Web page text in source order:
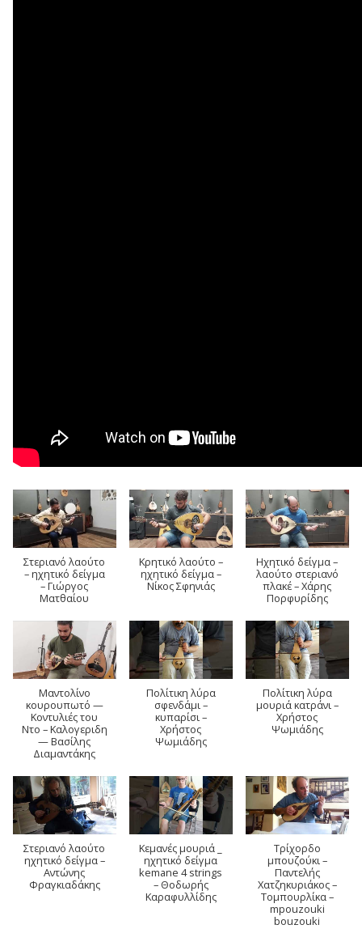
Στεριανό λαούτο
– ηχητικό δείγμα
– Γιώργος
Ματθαίου
Κρητικό λαούτο –
ηχητικό δείγμα –
Νίκος Σφηνιάς
Ηχητικό δείγμα –
λαούτο στεριανό
πλακέ – Χάρης
Πορφυρίδης
Μαντολίνο
κουρουπωτό —
Κοντυλιές του
Ντο – Καλογεριδη
— Βασίλης
Διαμαντάκης
Πολίτικη λύρα
σφενδάμι –
κυπαρίσι –
Χρήστος
Ψωμιάδης
Πολίτικη λύρα
μουριά κατράνι –
Χρήστος
Ψωμιάδης
Στεριανό λαούτο
ηχητικό δείγμα –
Αντώνης
Φραγκιαδάκης
Κεμανές μουριά _
ηχητικό δείγμα
kemane 4 strings
– Θοδωρής
Καραφυλλίδης
Tρίχορδο
μπουζούκι –
Παντελής
Χατζηκυριάκος –
Τομπουρλίκα –
mpouzouki
bouzouki